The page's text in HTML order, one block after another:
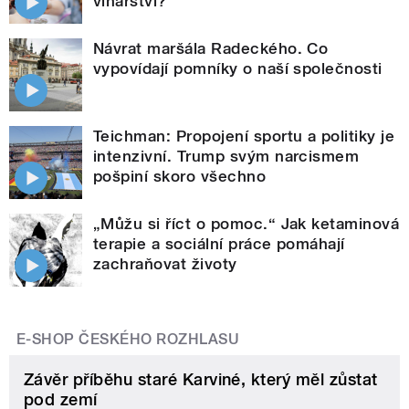
Návrat maršála Radeckého. Co
vypovídají pomníky o naší společnosti
Teichman: Propojení sportu a politiky je
intenzivní. Trump svým narcismem
pošpiní skoro všechno
„Můžu si říct o pomoc.“ Jak ketaminová
terapie a sociální práce pomáhají
zachraňovat životy
E-SHOP ČESKÉHO ROZHLASU
Závěr příběhu staré Karviné, který měl zůstat
pod zemí